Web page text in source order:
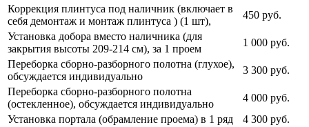
Коррекция плинтуса под наличник (включает в
себя демонтаж и монтаж плинтуса ) (1 шт),
450 руб.
Установка добора вместо наличника (для
закрытия высоты 209-214 см), за 1 проем
1 000 руб.
Переборка сборно-разборного полотна (глухое),
обсуждается индивидуально
3 300 руб.
Переборка сборно-разборного полотна
(остекленное), обсуждается индивидуально
4 000 руб.
Установка портала (обрамление проема) в 1 ряд
4 300 руб.